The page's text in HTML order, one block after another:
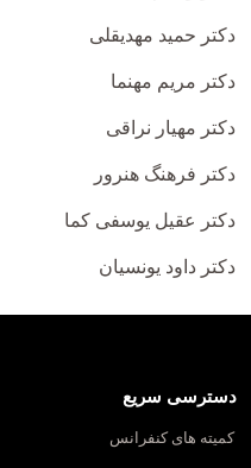
دکتر حمید مهدیقلی
دکتر مریم مهنما
دکتر مهیار نراقی
دکتر فرهنگ هنرور
دکتر عقیل یوسفی کما
دکتر داود یونسیان
دسترسی سریع
کمیته های کنفرانس